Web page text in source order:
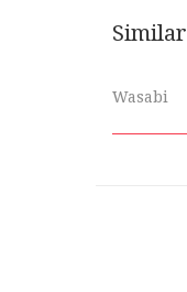
Wasabi